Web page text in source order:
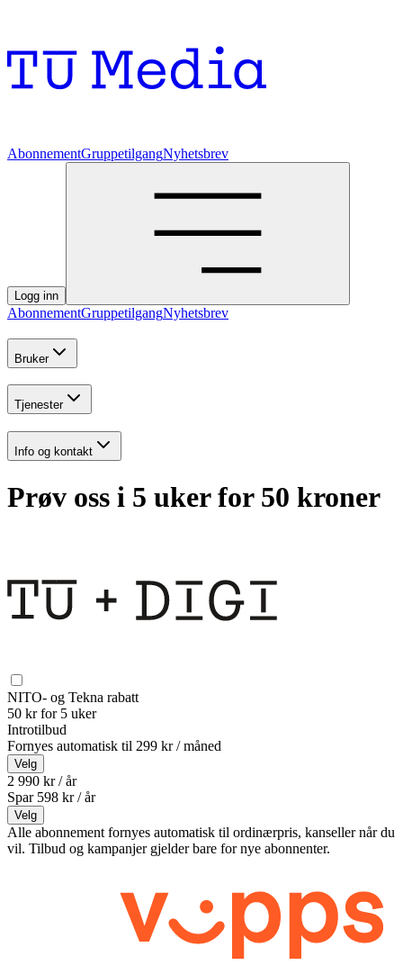
AbonnementGruppetilgangNyhetsbrev
Logg inn
AbonnementGruppetilgangNyhetsbrev
Bruker
Tjenester
Info og kontakt
Prøv oss i 5 uker for 50 kroner
NITO- og Tekna rabatt
50 kr for 5 uker
Introtilbud
Fornyes automatisk til 299 kr / måned
Velg
2 990 kr / år
Spar 598 kr /år
Velg
Alle abonnement fornyes automatisk til ordinærpris, kanseller når du
vil. Tilbud og kampanjer gjelder bare for nye abonnenter.